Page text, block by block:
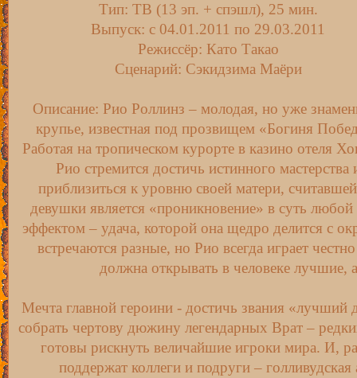
Тип: ТВ (13 эп. + спэшл), 25 мин.
Выпуск: c 04.01.2011 по 29.03.2011
Режиссёр: Като Такао
Сценарий: Сэкидзима Маёри
Описание: Рио Роллинз – молодая, но уже
крупье, известная под прозвищем «Богиня
Работая на тропическом курорте в казино отеля
Рио стремится достичь истинного мастерства
приблизиться к уровню своей матери,
девушки является «проникновение» в суть
эффектом – удача, которой она щедро делится с
встречаются разные, но Рио всегда играет
должна открывать в человеке лучшие,
Мечта главной героини - достичь звания «лучший
собрать чертову дюжину легендарных Врат –
готовы рискнуть величайшие игроки мира. И,
поддержат коллеги и подруги –